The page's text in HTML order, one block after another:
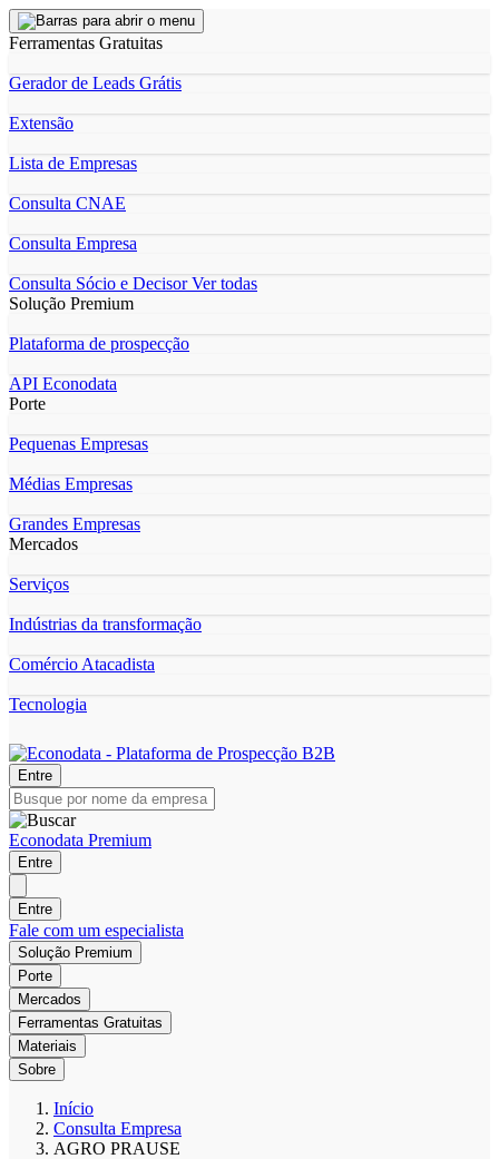
Ferramentas Gratuitas
Gerador de Leads Grátis
Extensão
Lista de Empresas
Consulta CNAE
Consulta Empresa
Consulta Sócio e DecisorVer todas
Solução Premium
Plataforma de prospecção
API Econodata
Porte
Pequenas Empresas
Médias Empresas
Grandes Empresas
Mercados
Serviços
Indústrias da transformação
Comércio Atacadista
Tecnologia
Entre
Econodata Premium
Entre
Entre
Fale com um especialista
Solução Premium
Porte
Mercados
Ferramentas Gratuitas
Materiais
Sobre
Início
Consulta Empresa
AGRO PRAUSE